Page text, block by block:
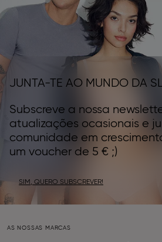
JUNTA-TE AO MUNDO DA
Subscreve a nossa
atualizações ocasionais e
comunidade em
um voucher de 5 € ;)
SIM, QUERO SUBSCREVER!
AS NOSSAS MARCAS